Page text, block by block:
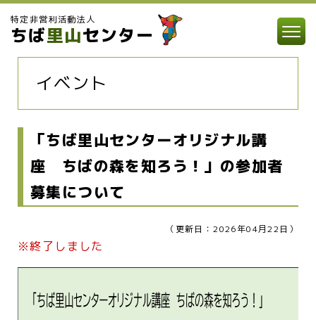
特定非営利活動法人
ちば里山センター
イベント
「ちば里山センターオリジナル講
座 ちばの森を知ろう！」の参加者
募集について
（更新日：2026年04月22日）
※終了しました